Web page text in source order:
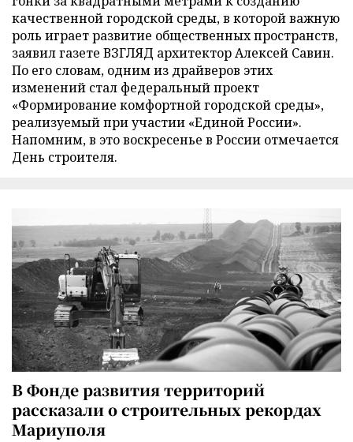
качественной городской среды, в которой важную
роль играет развитие общественных пространств,
заявил газете ВЗГЛЯД архитектор Алексей Савин.
По его словам, одним из драйверов этих
изменений стал федеральный проект
«Формирование комфортной городской среды»,
реализуемый при участии «Единой России».
Напомним, в это воскресенье в России отмечается
День строителя.
В Фонде развития территорий
рассказали о строительных рекордах
Мариуполя